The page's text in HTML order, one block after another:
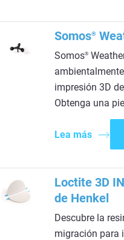
Somos®
Somos®
impresión 3D
Obtenga una
Lea más
Loctite 3D
de Henkel
Descubre la
migración para